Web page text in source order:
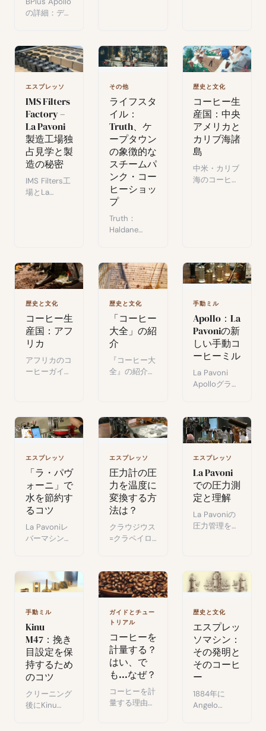
の詳細：デザ
エスプレッソ
性能。Kinu
M47 Classic
と最終評価。
エスプレッソ
IMS Filters
Factory –
La Pavoni
製造工場独
占見学と製
造の秘密
IMS Filters工
場とLa
その他
ライフスタ
イル：
Truth、ケ
ープタウン
の象徴的な
スチームパ
ンク・コー
ヒーショッ
プ
Truth：
Haldane
ウンの象徴的
スチームパン
クカフェ。大
立つスペシャ
ルティコーヒ
ー。
歴史と文化
コーヒー生
産国：中央
アメリカと
カリブ海諸
島
中米・カリブ
海のコーヒー
ル、歴史。
歴史と文化
コーヒー生
産国：アフ
リカ
アフリカのコ
ーヒーガイ
ニア、ウガン
ダ）、アラビ
カとロブス
的重要性。
歴史と文化
「コーヒー
大全」の紹
介
『コーヒー大
全』の紹介：
出方法、レシ
ピを網羅した
本格的な百科
手動ミル
Apollo：La
Pavoniの新
しい手動コ
ーヒーミル
La Pavoni
Apolloグライ
たデザイン、
全金属製の堅
牢さ、複数の
公式写真・動
画付きプレゼ
ンテーショ
ン。
エスプレッソ
「ラ・パヴ
ォーニ」で
水を節約す
るコツ
La Pavoniレ
バーマシン使
シンプルで効
果的な方法。
エスプレッソ
圧力計の圧
力を温度に
変換する方
法は？
クラウジウス
=クラペイロ
に変換してエ
スプレッソ抽
出を最適化す
表。
エスプレッソ
La Pavoni
での圧力測
定と理解
La Pavoniの
圧力管理をマ
しながら毎回
の抽出を最適
化する。
手動ミル
Kinu
M47：挽き
目設定を保
持するため
のコツ
クリーニング
後にKinu
ガイドとチュー
トリアル
コーヒーを
計量する？
はい、で
も...なぜ？
コーヒーを計
量する理由：
歴史と文化
エスプレッ
ソマシン：
その発明と
そのコーヒ
ー
1884年に
Angelo